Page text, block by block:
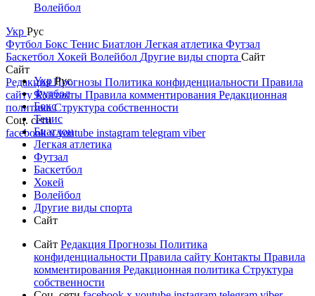
Волейбол
Укр Рус
Футбол Бокс Тенис Биатлон Легкая атлетика Футзал
Баскетбол Хокей Волейбол Другие виды спорта Сайт
Сайт
РедакцияПрогнозы Политика конфиденциальности Правила
сайтуКонтакты Правила комментирования Редакционная
политикаСтруктура собственности
Соц. сети
facebookxyoutube instagram telegram viber
УкрРус
Футбол
Бокс
Тенис
Биатлон
Легкая атлетика
Футзал
Баскетбол
Хокей
Волейбол
Другие виды спорта
Сайт
Сайт Редакция Прогнозы Политика
конфиденциальности Правила сайту Контакты Правила
комментирования Редакционная политика Структура
собственности